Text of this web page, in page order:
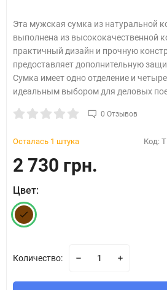
Эта мужская сумка из натуральной
выполнена из высококачественной
практичный дизайн и прочную
предоставляет дополнительную
Сумка имеет одно отделение и
идеальным выбором для деловых
0 Отзывов
Осталась 1 штука Код:
2 730 грн.
Цвет:
Количество: